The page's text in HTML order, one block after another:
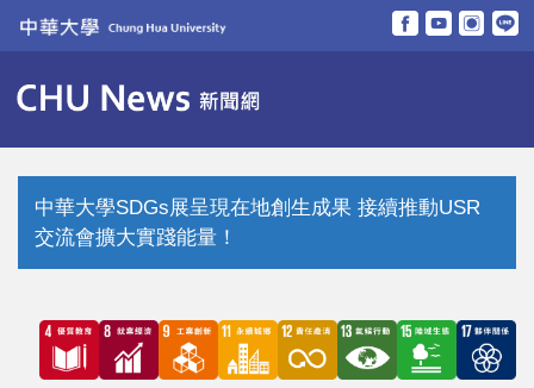
跳
要
內
中華大學SDGs展呈現在地創生成果 接續推動USR
交流會擴大實踐能量！